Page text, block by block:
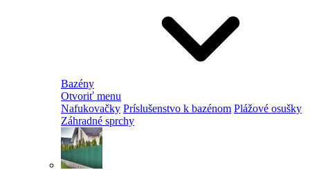
Bazény
Otvoriť menu
Nafukovačky Príslušenstvo k bazénom Plážové osušky
Záhradné sprchy